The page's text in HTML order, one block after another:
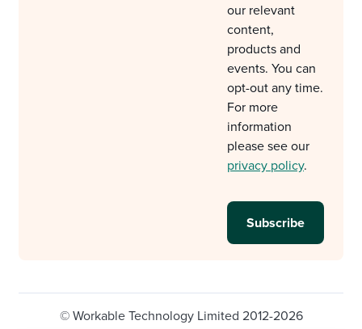
our relevant
content,
products and
events. You can
opt-out any time.
For more
information
please see our
privacy policy.
© Workable Technology Limited 2012-2026